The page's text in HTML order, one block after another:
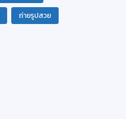
ถ่ายรูปสวย